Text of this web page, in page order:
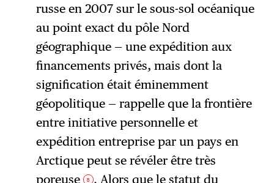
russe en 2007 sur le sous-sol océanique
au point exact du pôle Nord
géographique — une expédition aux
financements privés, mais dont la
signification était éminemment
géopolitique — rappelle que la frontière
entre initiative personnelle et
expédition entreprise par un pays en
Arctique peut se révéler être très
poreuse
8 . Alors que le statut du